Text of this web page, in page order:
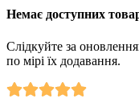
Немає доступних
Слідкуйте за
по мірі їх додавання.